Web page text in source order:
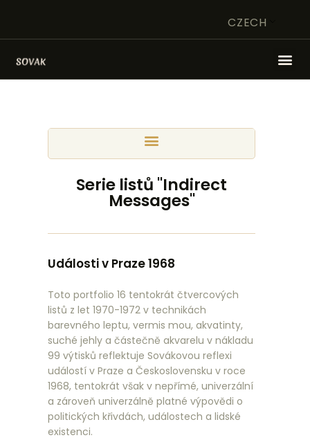
CZECH
UMĚLEC
CENTRU POZORNOSTI
KONTAKT
Serie listů "Indirect
Messages"
Události v Praze 1968
Toto portfolio 16 tentokrát čtvercových
listů z let 1970-1972 v technikách
barevného leptu, vermis mou, akvatinty,
suché jehly a částečně akvarelu v nákladu
99 výtisků reflektuje Sovákovou reflexi
událostí v Praze a Československu v roce
1968, tentokrát však v nepřímé, univerzální
a zároveň univerzálně platné výpovědi o
politických křivdách, událostech a lidské
existenci.